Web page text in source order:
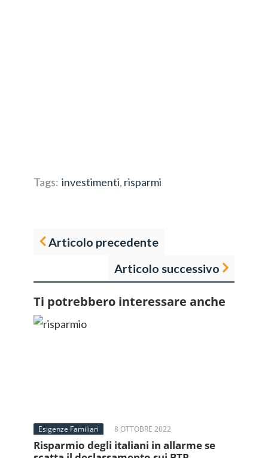
Tags: investimenti, risparmi
Articolo precedente
Articolo successivo
Ti potrebbero interessare anche
Esigenze Familiari 8 OTTOBRE 2022
Risparmio degli italiani in allarme se